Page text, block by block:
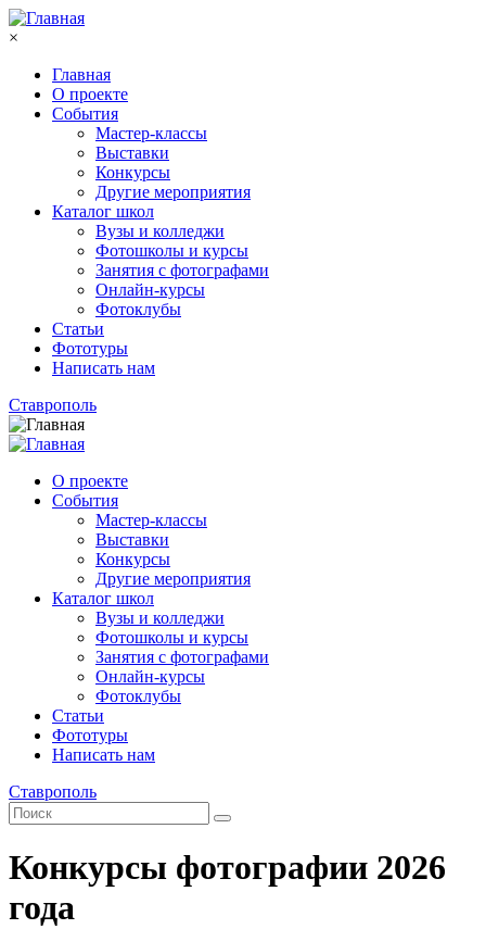
Перейти к основному содержанию
×
Главная
О проекте
События
Мастер-классы
Выставки
Конкурсы
Другие мероприятия
Каталог школ
Вузы и колледжи
Фотошколы и курсы
Занятия с фотографами
Онлайн-курсы
Фотоклубы
Статьи
Фототуры
Написать нам
Ставрополь
О проекте
События
Мастер-классы
Выставки
Конкурсы
Другие мероприятия
Каталог школ
Вузы и колледжи
Фотошколы и курсы
Занятия с фотографами
Онлайн-курсы
Фотоклубы
Статьи
Фототуры
Написать нам
Ставрополь
Конкурсы фотографии 2026
года